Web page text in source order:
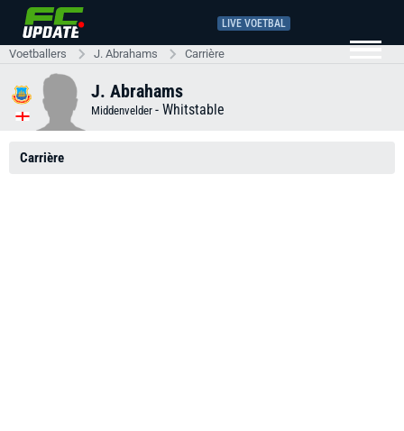
LIVE VOETBAL
Voetballers J. Abrahams Carrière
J. Abrahams
Middenvelder - Whitstable
Carrière